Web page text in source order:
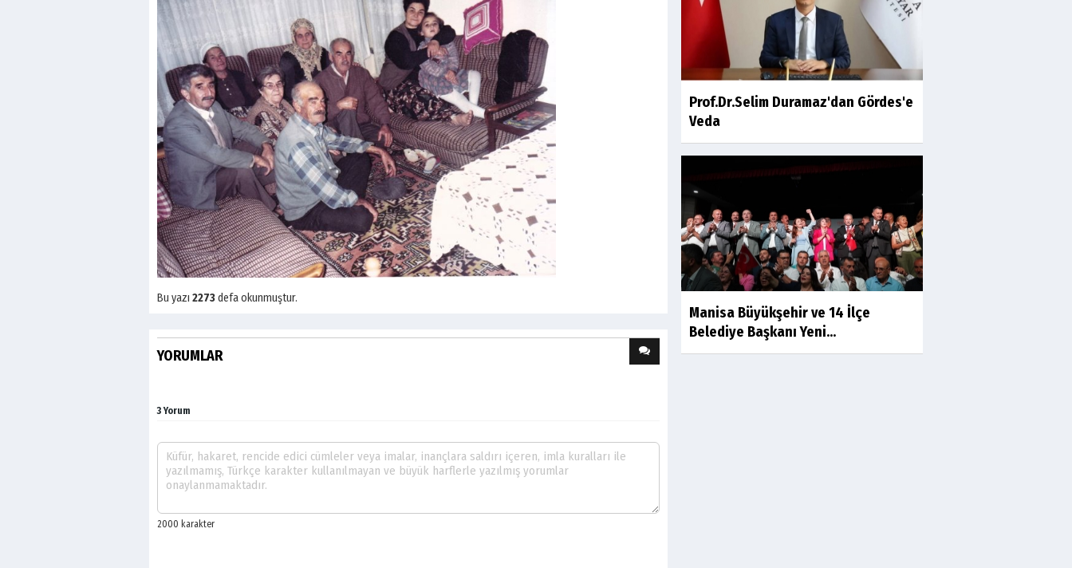
Bu yazı 2273defa okunmuştur.
YORUMLAR
3 Yorum
Yaşar ATLI
Kahramanlar
İLKER
Mühendislerin de Sanat Ruhu
Dr.Fatih KESKİN
Millî Edebiyat, Millî Şuur, Millî
Takım
Sıracettin ÇELİK
Çalıkuşu
Prof.Dr.Selim Duramaz'dan Gördes'e
Veda
Manisa Büyükşehir ve 14 İlçe
Belediye Başkanı Yeni...